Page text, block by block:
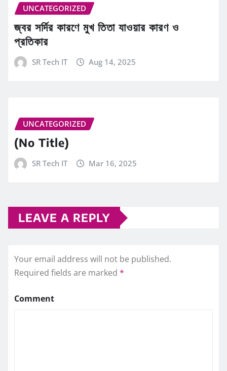
UNCATEGORIZED
জ্বর সর্দির কারণে মুখ তিতা যাওয়ার কারণ ও
প্রতিকার
SR Tech IT Aug 14, 2025
UNCATEGORIZED
(No Title)
SR Tech IT Mar 16, 2025
LEAVE A REPLY
Your email address will not be published.
Required fields are marked *
Comment